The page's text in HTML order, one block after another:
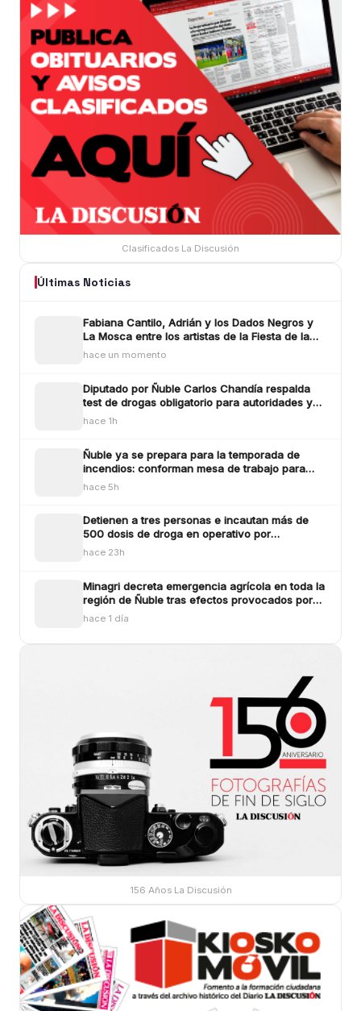
Clasificados La Discusión
Últimas Noticias
Fabiana Cantilo, Adrián y los Dados Negros y
La Mosca entre los artistas de la Fiesta de la
Longaniza Chillán 2026
hace un momento
Diputado por Ñuble Carlos Chandía respalda
test de drogas obligatorio para autoridades y
funcionarios públicos
hace 1h
Ñuble ya se prepara para la temporada de
incendios: conforman mesa de trabajo para
enfrentar los siniestros
hace 5h
Detienen a tres personas e incautan más de
500 dosis de droga en operativo por
microtráfico en Bulne
hace 23h
Minagri decreta emergencia agrícola en toda la
región de Ñuble tras efectos provocados por
los sistemas frontlaes
hace 1 día
156 Años La Discusión